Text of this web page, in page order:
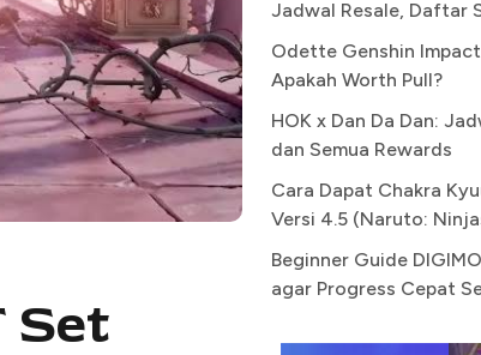
Set
Jadwal Resale, Daftar
Odette Genshin
Apakah Worth Pull?
HOK x Dan Da Dan:
dan Semua Rewards
Cara Dapat Chakra
Versi 4.5 (Naruto:
Beginner Guide
agar Progress Cepat